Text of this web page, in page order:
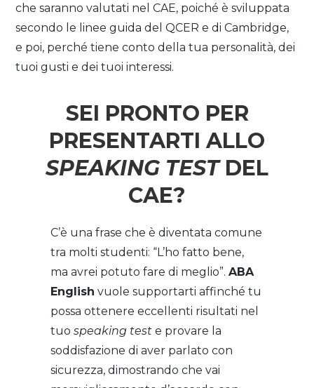
che saranno valutati nel CAE, poiché è sviluppata
secondo le linee guida del QCER e di Cambridge,
e poi, perché tiene conto della tua personalità, dei
tuoi gusti e dei tuoi interessi.
SEI PRONTO PER
PRESENTARTI ALLO
SPEAKING TEST DEL
CAE?
C’è una frase che è diventata comune
tra molti studenti: “L’ho fatto bene,
ma avrei potuto fare di meglio”.ABA
English vuole supportarti affinché tu
possa ottenere eccellenti risultati nel
tuospeaking test e provare la
soddisfazione di aver parlato con
sicurezza, dimostrando che vai